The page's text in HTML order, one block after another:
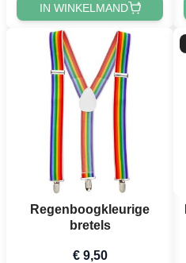
IN WINKELMAND
Regenboogkleurige
bretels
€ 9,50